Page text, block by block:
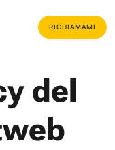
RICHIAMAMI
del